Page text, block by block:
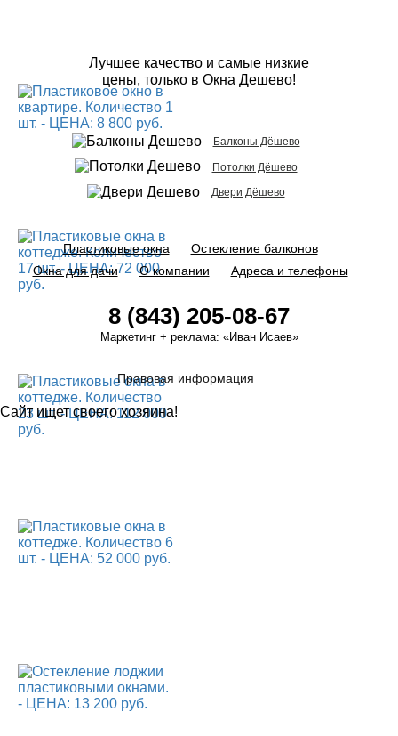
Лучшее качество и самые низкие
цены, только в Окна Дешево!
Балконы Дёшево
Потолки Дёшево
Двери Дёшево
Пластиковые окна
Остекление балконов
Окна для дачи
О компании Адреса и телефоны
8 (843) 205-08-67
Маркетинг + реклама: «Иван Исаев»
Правовая информация
Сайт ищет своего хозяина!